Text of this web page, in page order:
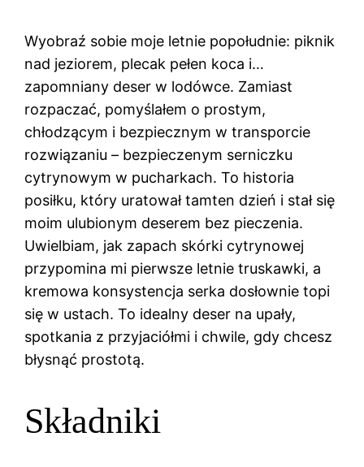
Wyobraź sobie moje letnie popołudnie: piknik
nad jeziorem, plecak pełen koca i…
zapomniany deser w lodówce. Zamiast
rozpaczać, pomyślałem o prostym,
chłodzącym i bezpiecznym w transporcie
rozwiązaniu – bezpieczenym serniczku
cytrynowym w pucharkach. To historia
posiłku, który uratował tamten dzień i stał się
moim ulubionym deserem bez pieczenia.
Uwielbiam, jak zapach skórki cytrynowej
przypomina mi pierwsze letnie truskawki, a
kremowa konsystencja serka dosłownie topi
się w ustach. To idealny deser na upały,
spotkania z przyjaciółmi i chwile, gdy chcesz
błysnąć prostotą.
Składniki